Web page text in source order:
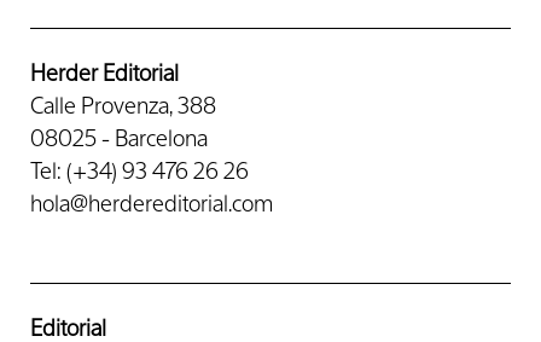
Herder Editorial
Calle Provenza, 388
08025 - Barcelona
Tel: (+34) 93 476 26 26
hola@herdereditorial.com
Editorial